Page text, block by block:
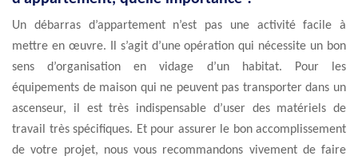
Un débarras d’appartement n’est pas une activité facile à
mettre en œuvre. Il s’agit d’une opération qui nécessite un bon
sens d’organisation en vidage d’un habitat. Pour les
équipements de maison qui ne peuvent pas transporter dans un
ascenseur, il est très indispensable d’user des matériels de
travail très spécifiques. Et pour assurer le bon accomplissement
de votre projet, nous vous recommandons vivement de faire